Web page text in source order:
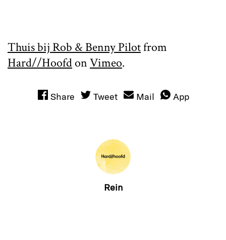
Thuis bij Rob & Benny Pilotfrom
Hard//HoofdonVimeo.
Share Tweet Mail App
Rein